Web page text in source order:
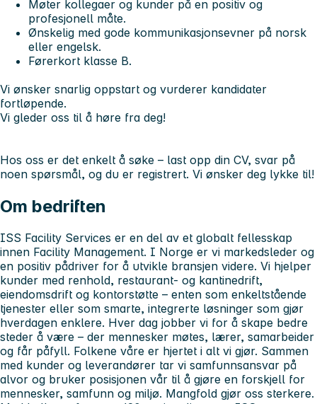
Møter kollegaer og kunder på en positiv og
profesjonell måte.
Ønskelig med gode kommunikasjonsevner på norsk
eller engelsk.
Førerkort klasse B.
Vi ønsker snarlig oppstart og vurderer kandidater
fortløpende.
Vi gleder oss til å høre fra deg!
Hos oss er det enkelt å søke – last opp din CV, svar på
noen spørsmål, og du er registrert. Vi ønsker deg lykke til!
Om bedriften
ISS Facility Services er en del av et globalt fellesskap
innen Facility Management. I Norge er vi markedsleder og
en positiv pådriver for å utvikle bransjen videre. Vi hjelper
kunder med renhold, restaurant- og kantinedrift,
eiendomsdrift og kontorstøtte – enten som enkeltstående
tjenester eller som smarte, integrerte løsninger som gjør
hverdagen enklere. Hver dag jobber vi for å skape bedre
steder å være – der mennesker møtes, lærer, samarbeider
og får påfyll. Folkene våre er hjertet i alt vi gjør. Sammen
med kunder og leverandører tar vi samfunnsansvar på
alvor og bruker posisjonen vår til å gjøre en forskjell for
mennesker, samfunn og miljø. Mangfold gjør oss sterkere.